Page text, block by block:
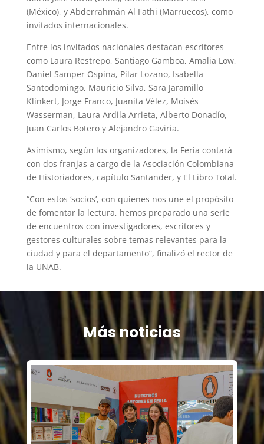
(México), y Abderrahmán Al Fathi (Marruecos), como
invitados internacionales.
Entre los invitados nacionales destacan escritores
como Laura Restrepo, Santiago Gamboa, Amalia Low,
Daniel Samper Ospina, Pilar Lozano, Isabella
Santodomingo, Mauricio Silva, Sara Jaramillo
Klinkert, Jorge Franco, Juanita Vélez, Moisés
Wasserman, Laura Ardila Arrieta, Alberto Donadío,
Juan Carlos Botero y Alejandro Gaviria.
Asimismo, según los organizadores, la Feria contará
con dos franjas a cargo de la Asociación Colombiana
de Historiadores, capítulo Santander, y El Libro Total.
“Con estos ‘socios’, con quienes nos une el propósito
de fomentar la lectura, hemos preparado una serie
de encuentros con investigadores, escritores y
gestores culturales sobre temas relevantes para la
ciudad y para el departamento”, finalizó el rector de
la UNAB.
Más noticias